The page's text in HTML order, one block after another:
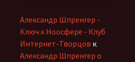
Александр Шпренгер -
Ключ к Ноосфере - Клуб
Интернет-Творцов к
Александр Шпренгер о